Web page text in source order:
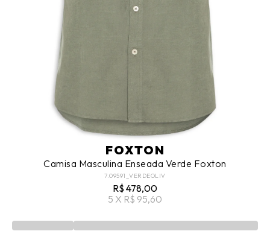
FOXTON
Camisa Masculina Enseada Verde Foxton
7.09591_VERDEOLIV
R$ 478,00
5 X R$ 95,60